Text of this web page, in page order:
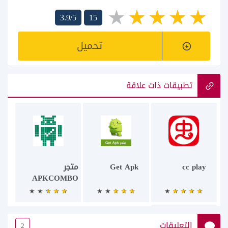
3.9/5
15
تحميل
تطبيقات ذات علاقة
cc play
Get Apk متجر
APKCOMBO